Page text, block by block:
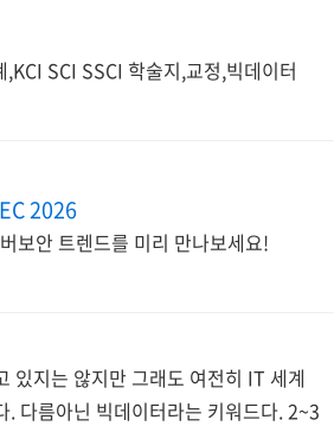
SCI SSCI 학술지,교정,빅데이터
2026
보안 트렌드를 미리 만나보세요!
있지는 않지만 그래도 여전히 IT 세계
다름아닌 빅데이터라는 키워드다. 2~3